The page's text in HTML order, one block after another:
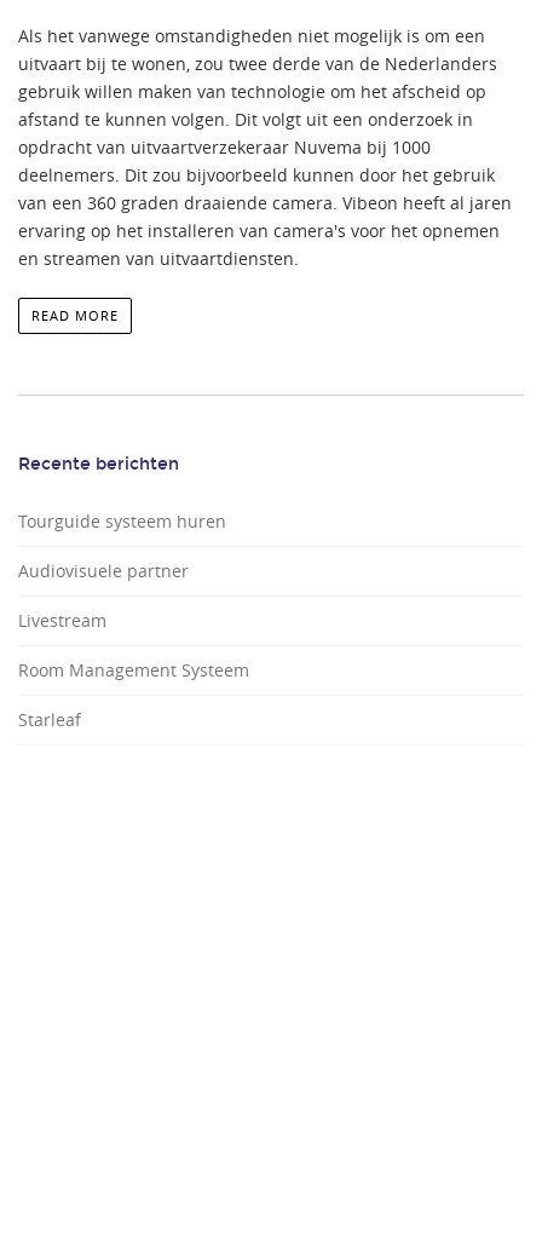
Als het vanwege omstandigheden niet mogelijk is om een
uitvaart bij te wonen, zou twee derde van de Nederlanders
gebruik willen maken van technologie om het afscheid op
afstand te kunnen volgen. Dit volgt uit een onderzoek in
opdracht van uitvaartverzekeraar Nuvema bij 1000
deelnemers. Dit zou bijvoorbeeld kunnen door het gebruik
van een 360 graden draaiende camera. Vibeon heeft al jaren
ervaring op het installeren van camera's voor het opnemen
en streamen van uitvaartdiensten.
READ MORE
Recente berichten
Tourguide systeem huren
Audiovisuele partner
Livestream
Room Management Systeem
Starleaf